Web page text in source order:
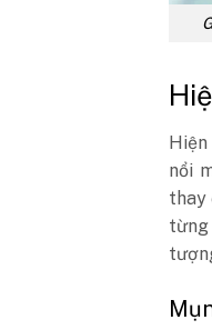
nổi
thay
từng